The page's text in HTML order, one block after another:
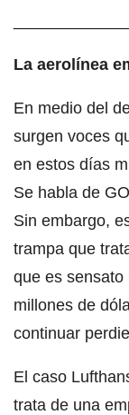
La aerolínea
En medio del
surgen voces
en estos días
Se habla de
Sin embargo,
trampa que
que es
millones de
continuar
El caso
trata de una